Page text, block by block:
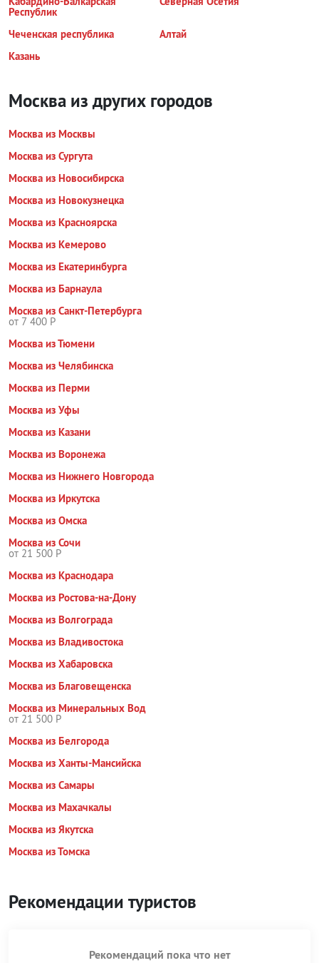
Республик
Чеченская республика
Алтай
Казань
Москва из других городов
Москва из Москвы
Москва из Сургута
Москва из Новосибирска
Москва из Новокузнецка
Москва из Красноярска
Москва из Кемерово
Москва из Екатеринбурга
Москва из Барнаула
Москва из Санкт-Петербурга
от 7 400 Р
Москва из Тюмени
Москва из Челябинска
Москва из Перми
Москва из Уфы
Москва из Казани
Москва из Воронежа
Москва из Нижнего Новгорода
Москва из Иркутска
Москва из Омска
Москва из Сочи
от 21 500 Р
Москва из Краснодара
Москва из Ростова-на-Дону
Москва из Волгограда
Москва из Владивостока
Москва из Хабаровска
Москва из Благовещенска
Москва из Минеральных Вод
от 21 500 Р
Москва из Белгорода
Москва из Ханты-Мансийска
Москва из Самары
Москва из Махачкалы
Москва из Якутска
Москва из Томска
Рекомендации туристов
Рекомендаций пока что нет